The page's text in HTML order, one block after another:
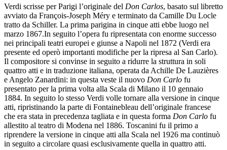
Verdi scrisse per Parigi l’originale del Don Carlos, basato sul libretto
avviato da François-Joseph Méry e terminato da Camille Du Locle
tratto da Schiller. La prima parigina in cinque atti ebbe luogo nel
marzo 1867.In seguito l’opera fu ripresentata con enorme successo
nei principali teatri europei e giunse a Napoli nel 1872 (Verdi era
presente ed operò importanti modifiche per la ripresa al San Carlo).
Il compositore si convinse in seguito a ridurre la struttura in soli
quattro atti e in traduzione italiana, operata da Achille De Lauzières
e Angelo Zanardini: in questa veste il nuovo Don Carlo fu
presentato per la prima volta alla Scala di Milano il 10 gennaio
1884. In seguito lo stesso Verdi volle tornare alla versione in cinque
atti, ripristinando la parte di Fontainebleau dell’originale francese
che era stata in precedenza tagliata e in questa forma Don Carlo fu
allestito al teatro di Modena nel 1886. Toscanini fu il primo a
riprendere la versione in cinque atti alla Scala nel 1926 ma continuò
in seguito a circolare quasi esclusivamente quella in quattro atti.